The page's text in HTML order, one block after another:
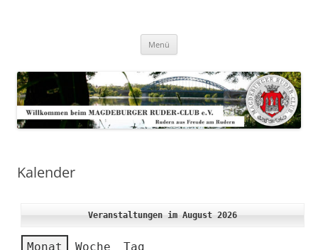
Menü
Kalender
Veranstaltungen im August 2026
Monat Woche Tag